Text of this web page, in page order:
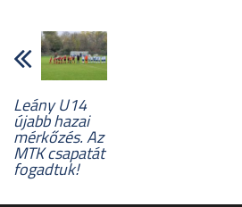
Leány U14
újabb hazai
mérkőzés. Az
MTK csapatát
fogadtuk!